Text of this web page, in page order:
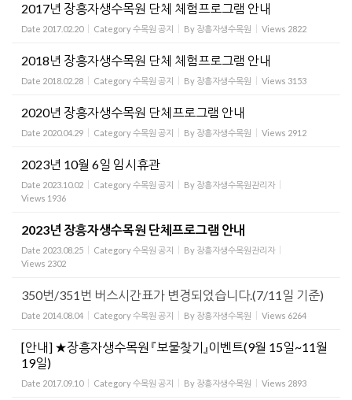
2017년 장흥자생수목원 단체 체험프로그램 안내
Date 2017.02.20 Category수목원 공지 By 장흥자생수목원 Views 2822
2018년 장흥자생수목원 단체 체험프로그램 안내
Date 2018.02.28 Category수목원 공지 By 장흥자생수목원 Views 3153
2020년 장흥자생수목원 단체프로그램 안내
Date 2020.04.29 Category수목원 공지 By 장흥자생수목원 Views 2912
2023년 10월 6일 임시휴관
Date 2023.10.02 Category수목원 공지 By 장흥자생수목원관리자
Views 1936
2023년 장흥자생수목원 단체프로그램 안내
Date 2023.08.25 Category수목원 공지 By 장흥자생수목원관리자
Views 2302
350번/351번 버스시간표가 변경되었습니다.(7/11일 기준)
Date 2014.08.04 Category수목원 공지 By 장흥자생수목원 Views 6264
[안내] ★장흥자생수목원 『보물찾기』이벤트(9월 15일~11월
19일)
Date 2017.09.10 Category수목원 공지 By 장흥자생수목원 Views 2893